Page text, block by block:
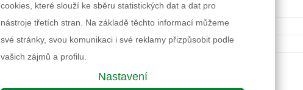
Pohlaví
Výrobce
Záruka
cookies, které slouží ke sběru statistických dat a dat pro
nástroje třetích stran. Na základě těchto informací můžeme
své stránky, svou komunikaci i své reklamy přizpůsobit podle
vašich zájmů a profilu.
Nastavení